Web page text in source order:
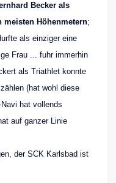
Becker als
meisten Höhenmetern;
als einziger eine
Frau ... fuhr immerhin
als Triathlet konnte
(hat wohl diese
hat vollends
auf ganzer Linie
der SCK Karlsbad ist